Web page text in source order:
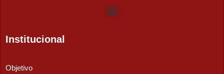
Institucional
Objetivo